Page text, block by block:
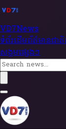
VD7News
ទំព័រដើមព័ត៌មានជាតិ
សង្គមផ្សេងៗ